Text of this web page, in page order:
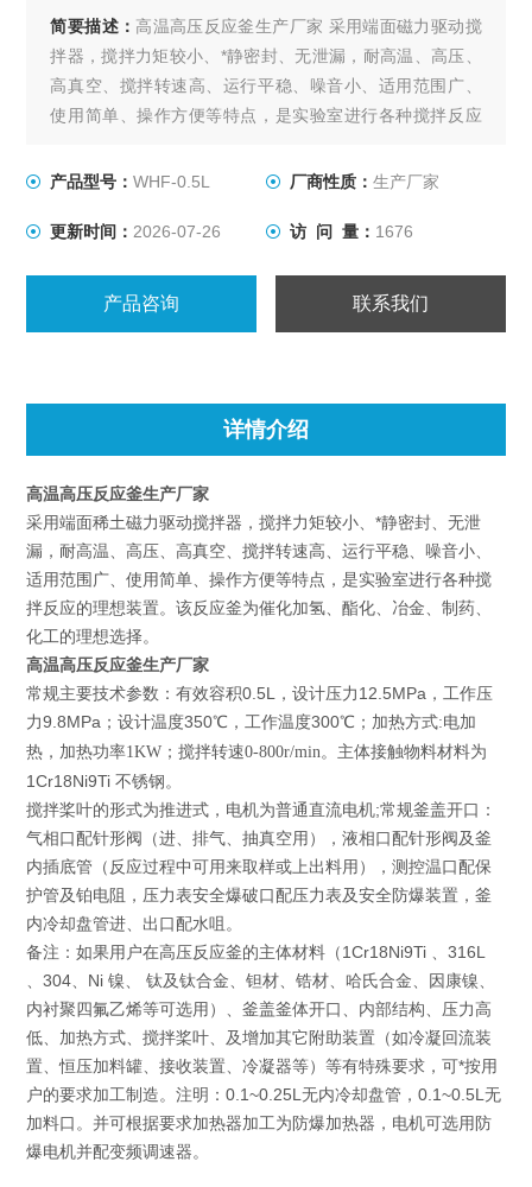
简要描述： 高温高压反应釜生产厂家 采用端面磁力驱动搅
拌器，搅拌力矩较小、*静密封、无泄漏，耐高温、高压、
高真空、搅拌转速高、运行平稳、噪音小、适用范围广、
使用简单、操作方便等特点，是实验室进行各种搅拌反应
化工的理想选择。
产品型号：WHF-0.5L 厂商性质： 生产厂家
更新时间： 2026-07-26 访 问 量： 1676
产品咨询 联系我们
详情介绍
高温高压反应釜生产厂家
采用端面稀土磁力驱动搅拌器，搅拌力矩较小、*静密封、无泄
漏，耐高温、高压、高真空、搅拌转速高、运行平稳、噪音小、
适用范围广、使用简单、操作方便等特点，是实验室进行各种搅
拌反应的理想装置。该反应釜为催化加氢、酯化、冶金、制药、
化工的理想选择。
高温高压反应釜生产厂家
常规主要技术参数：有效容积0.5L，设计压力12.5MPa，工作压
力9.8MPa；设计温度350℃，工作温度300℃；加热方式:电加
热，加热功率1KW；搅拌转速0-800r/min。 主体接触物料材料为
1Cr18Ni9Ti 不锈钢。
搅拌桨叶的形式为推进式，电机为普通直流电机;常规釜盖开口：
气相口配针形阀（进、排气、抽真空用），液相口配针形阀及釜
内插底管（反应过程中可用来取样或上出料用），测控温口配保
护管及铂电阻，压力表安全爆破口配压力表及安全防爆装置，釜
内冷却盘管进、出口配水咀。
备注：如果用户在高压反应釜的主体材料（1Cr18Ni9Ti 、316L
、304、Ni 镍、 钛及钛合金、钽材、锆材、哈氏合金、因康镍、
内衬聚四氟乙烯等可选用）、釜盖釜体开口、内部结构、压力高
低、加热方式、搅拌桨叶、及增加其它附助装置（如冷凝回流装
置、恒压加料罐、接收装置、冷凝器等）等有特殊要求，可*按用
户的要求加工制造。注明：0.1~0.25L无内冷却盘管，0.1~0.5L无
加料口。并可根据要求加热器加工为防爆加热器，电机可选用防
爆电机并配变频调速器。